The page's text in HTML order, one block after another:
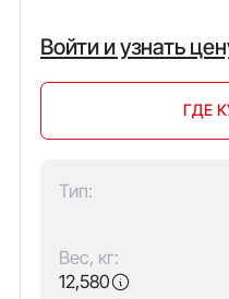
Войти и узнать
ГДЕ
Тип:
Вес, кг:
12,580